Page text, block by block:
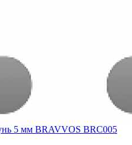
5 мм BRAVVOS BRC005